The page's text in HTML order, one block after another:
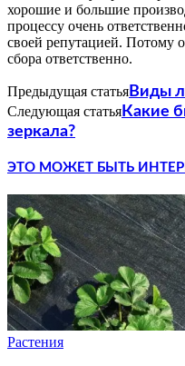
хорошие и большие
процессу очень
своей репутацией. Потому
сбора ответственно.
Предыдущая статьяВиды
Следующая статьяКакие
зеркала?
ЭТО МОЖЕТ БЫТЬ
Растения